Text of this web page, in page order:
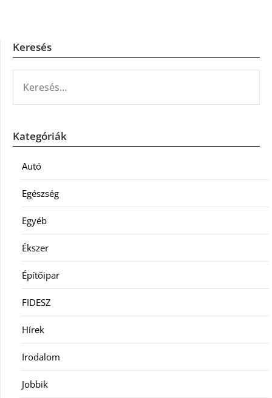
Keresés
Kategóriák
Autó
Egészség
Egyéb
Ékszer
Építőipar
FIDESZ
Hírek
Irodalom
Jobbik